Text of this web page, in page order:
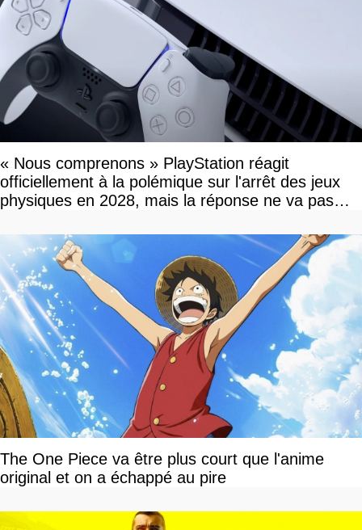
« Nous comprenons » PlayStation réagit
officiellement à la polémique sur l'arrêt des jeux
physiques en 2028, mais la réponse ne va pas
The One Piece va être plus court que l'anime
original et on a échappé au pire